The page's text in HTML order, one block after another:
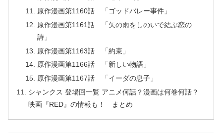
原作漫画第1160話 「ゴッドバレー事件」
原作漫画第1161話 「矢の雨をしのいで結ぶ恋の
詩」
原作漫画第1163話 「約束」
原作漫画第1166話 「新しい物語」
原作漫画第1167話 「イーダの息子」
シャンクス 登場回一覧 アニメ何話？漫画は何巻何話？
映画『RED』の情報も！ まとめ